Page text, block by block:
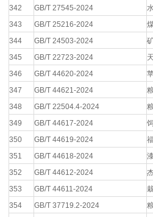
342
GB/T 27545-2024
343
GB/T 25216-2024
344
GB/T 24503-2024
345
GB/T 22723-2024
346
GB/T 44620-2024
347
GB/T 44621-2024
348
GB/T 22504.4-2024
349
GB/T 44617-2024
350
GB/T 44619-2024
351
GB/T 44618-2024
352
GB/T 44612-2024
353
GB/T 44611-2024
354
GB/T 37719.2-2024